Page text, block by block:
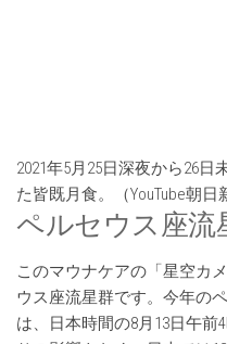
2021年5月25日深夜から26
た皆既月食。（YouTube朝
ペルセウス座流
このマウナケアの「星空カ
ウス座流星群です。今年の
は、日本時間の8月13日午